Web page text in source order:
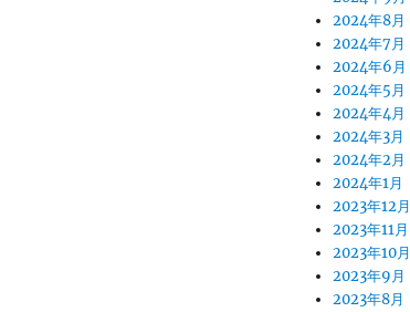
2024年8月
2024年7月
2024年6月
2024年5月
2024年4月
2024年3月
2024年2月
2024年1月
2023年12月
2023年11月
2023年10月
2023年9月
2023年8月